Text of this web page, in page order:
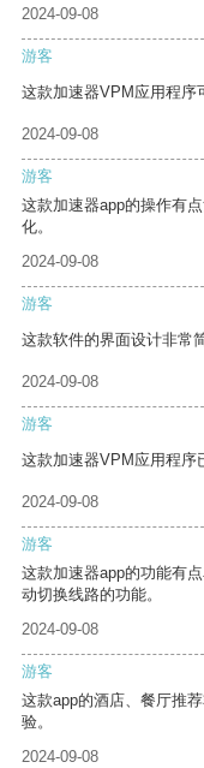
2024-09-08
游客
这款加速器VPM应用程序
2024-09-08
游客
这款加速器app的操作有
化。
2024-09-08
游客
这款软件的界面设计非常
2024-09-08
游客
这款加速器VPM应用程序
2024-09-08
游客
这款加速器app的功能有
动切换线路的功能。
2024-09-08
游客
这款app的酒店、餐厅推
验。
2024-09-08